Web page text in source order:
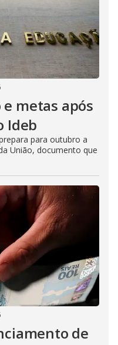
metas após
Ideb
para outubro a
União, documento que
de